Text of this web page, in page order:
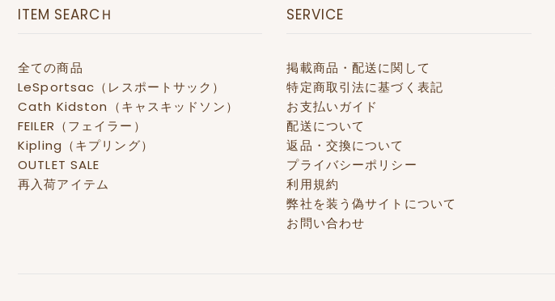
ITEM SEARCＨ
全ての商品
LeSportsac（レスポートサック）
Cath Kidston（キャスキッドソン）
FEILER（フェイラー）
Kipling（キプリング）
OUTLET SALE
再入荷アイテム
SERVICE
掲載商品・配送に関して
特定商取引法に基づく表記
お支払いガイド
配送について
返品・交換について
プライバシーポリシー
利用規約
弊社を装う偽サイトについて
お問い合わせ